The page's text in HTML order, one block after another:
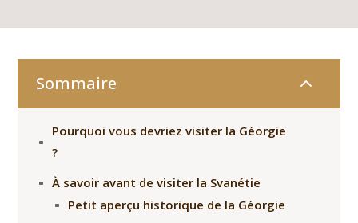
Sommaire 2
Pourquoi vous devriez visiter la Géorgie
?
À savoir avant de visiter la Svanétie
Petit aperçu historique de la Géorgie